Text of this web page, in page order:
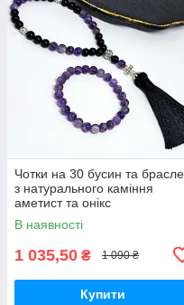
Чотки на 30 бусин та
з натурального каміння
аметист та онікс
В наявності
1 035,50 ₴ 1 090 ₴
Купити